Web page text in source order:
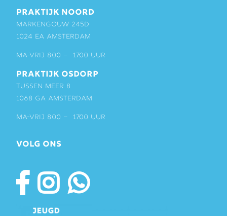
PRAKTIJK NOORD
Markengouw 245D
1024 EA Amsterdam
ma-vrij 8:00 – 17:00 uur
PRAKTIJK OSDORP
Tussen Meer 8
1068 GA Amsterdam
ma-vrij 8:00 – 17:00 uur
VOLG ONS